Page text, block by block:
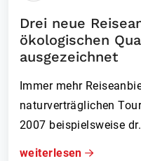
Drei neue
ökologischen
ausgezeichnet
Immer mehr
naturverträglichen
2007 beispielsweise
weiterlesen